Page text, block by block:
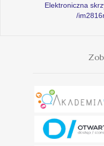
Elektroniczna
/